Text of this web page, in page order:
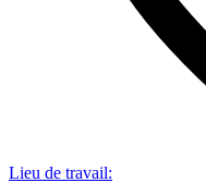
Lieu de travail: